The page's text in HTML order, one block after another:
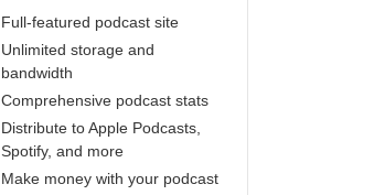
Full-featured podcast site
Unlimited storage and
bandwidth
Comprehensive podcast stats
Distribute to Apple Podcasts,
Spotify, and more
Make money with your podcast